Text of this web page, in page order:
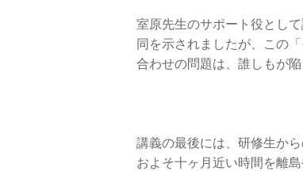
室原先生のサポート役とし
同を示されましたが、この
合わせの問題は、誰しもが陥
講義の最後には、研修生か
およそ十ヶ月近い時間を離